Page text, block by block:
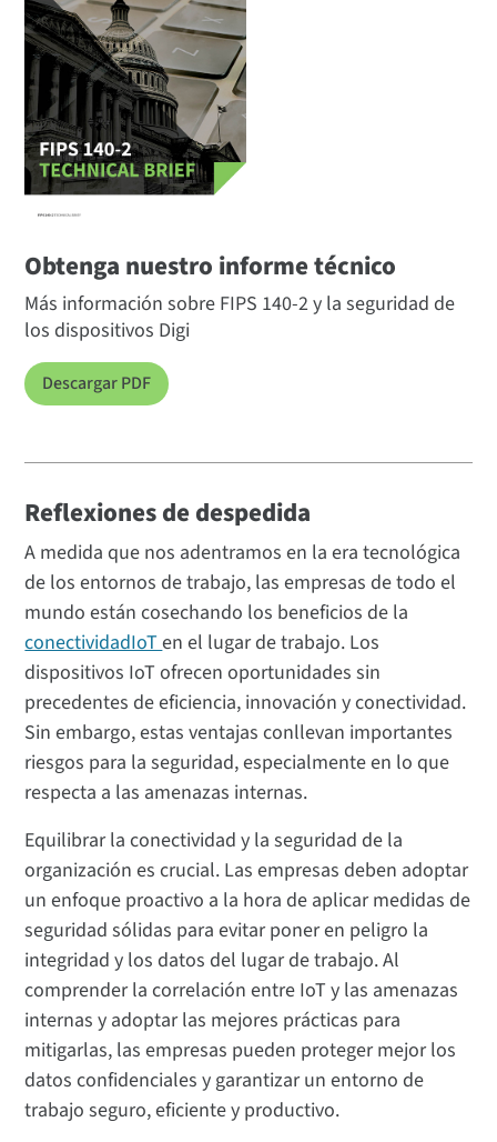
Obtenga nuestro informe técnico
Más información sobre FIPS 140-2 y la seguridad de
los dispositivos Digi
Descargar PDF
Reflexiones de despedida
A medida que nos adentramos en la era tecnológica
de los entornos de trabajo, las empresas de todo el
mundo están cosechando los beneficios de la
conectividadIoTen el lugar de trabajo. Los
dispositivos IoT ofrecen oportunidades sin
precedentes de eficiencia, innovación y conectividad.
Sin embargo, estas ventajas conllevan importantes
riesgos para la seguridad, especialmente en lo que
respecta a las amenazas internas.
Equilibrar la conectividad y la seguridad de la
organización es crucial. Las empresas deben adoptar
un enfoque proactivo a la hora de aplicar medidas de
seguridad sólidas para evitar poner en peligro la
integridad y los datos del lugar de trabajo. Al
comprender la correlación entre IoT y las amenazas
internas y adoptar las mejores prácticas para
mitigarlas, las empresas pueden proteger mejor los
datos confidenciales y garantizar un entorno de
trabajo seguro, eficiente y productivo.